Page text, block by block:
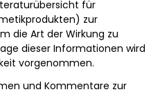
für
zur
die Art der Wirkung zu
dieser Informationen wird
vorgenommen.
und Kommentare zur